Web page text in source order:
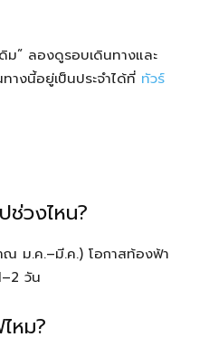
ม” ลองดูรอบเดินทางและ
างนี้อยู่เป็นประจำได้ที่ ทัวร์
ช่วงไหน?
ณ ม.ค.–มี.ค.) โอกาสท้องฟ้า
วัน
หม?